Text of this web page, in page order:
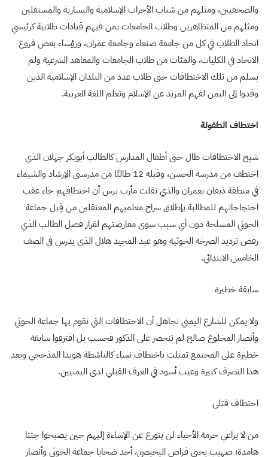
والصحفيين، ومثلهم من شباب الأحزاب الإسلامية واليسارية والمستقلين
ومثلهم من المتظاهرين وطلاب الجامعات بمن فيهم قيادات طلابية كرئيسي
اتحاد الطلاب في كل من جامعة صنعاء وجامعة عمران، ورؤساء بعض فروع
الاتحاد في الكليات، والمئات من طلاب الجامعات والمعاهد الشرعية ولم
يسلم من تلك الاختطافات حتى طلاب عدد من البلدان الإسلامية الذين
وفدوا إلى اليمن لفهم المزيد عن الإسلام وتعلم اللغة العربية.
اختطاف الطفولة
شبح الاختطافات طال حتى أطفال المدارس كالطالب أبوبكر جهلان الذي
اختطف من مدرسة الحسن، وقبله 12 طالبًا من مدرستي الإرشاد والشيماء
في منطقة ذيفان بعمران والذي نقلت مأرب برس أن اختطافهم جاء عقب
احتجاجاتهم للمطالبة بإطلاق سراح معلميهم المعتقلين من قِبل جماعة
الحوثي المسلحة دون أي سبب سوى معارضتهم لقرار فصل الطالب الذي
رفض ترديد الصرخة الحوثية وهو عبد المجيد هلال الذي يدرس في الصف
الخامس الابتدائي.
سابقة خطيرة
ولا يمكن للشارع اليمني تجاهل أن الاختطافات التي تقوم بها جماعة الحوثي
وأنصار المخلوع صالح لم تنحصر على الذكور فحسب بل اقترفوا سابقة
خطيرة على المجتمع تمثلت باختطاف نساء كالناشطة هويدا المذحجي ويعد
هذا التصرف كبيرة وعيب أسود في العرف القبلي لدى اليمنيين.
اختطاف قتلى
من لا يراعي حرمة الأحياء لن يتورع عن الإساءة إليهم حين يصبحوا جثثا
هامدة؛ صهيب يحيى فراص اليحيصي، أحد ضحايا جماعة الحوثي وأنصار